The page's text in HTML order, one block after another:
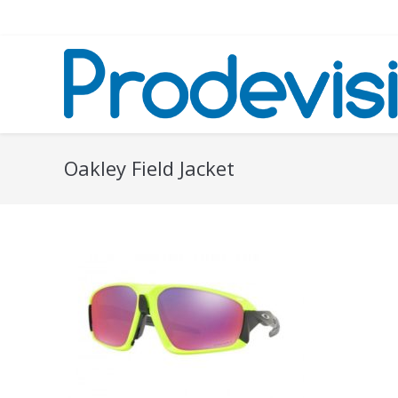
Oakley Field Jacket